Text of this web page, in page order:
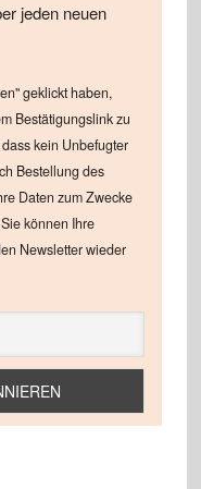
jeden neuen
geklickt haben,
Bestätigungslink zu
kein Unbefugter
Bestellung des
Daten zum Zwecke
können Ihre
Newsletter wieder